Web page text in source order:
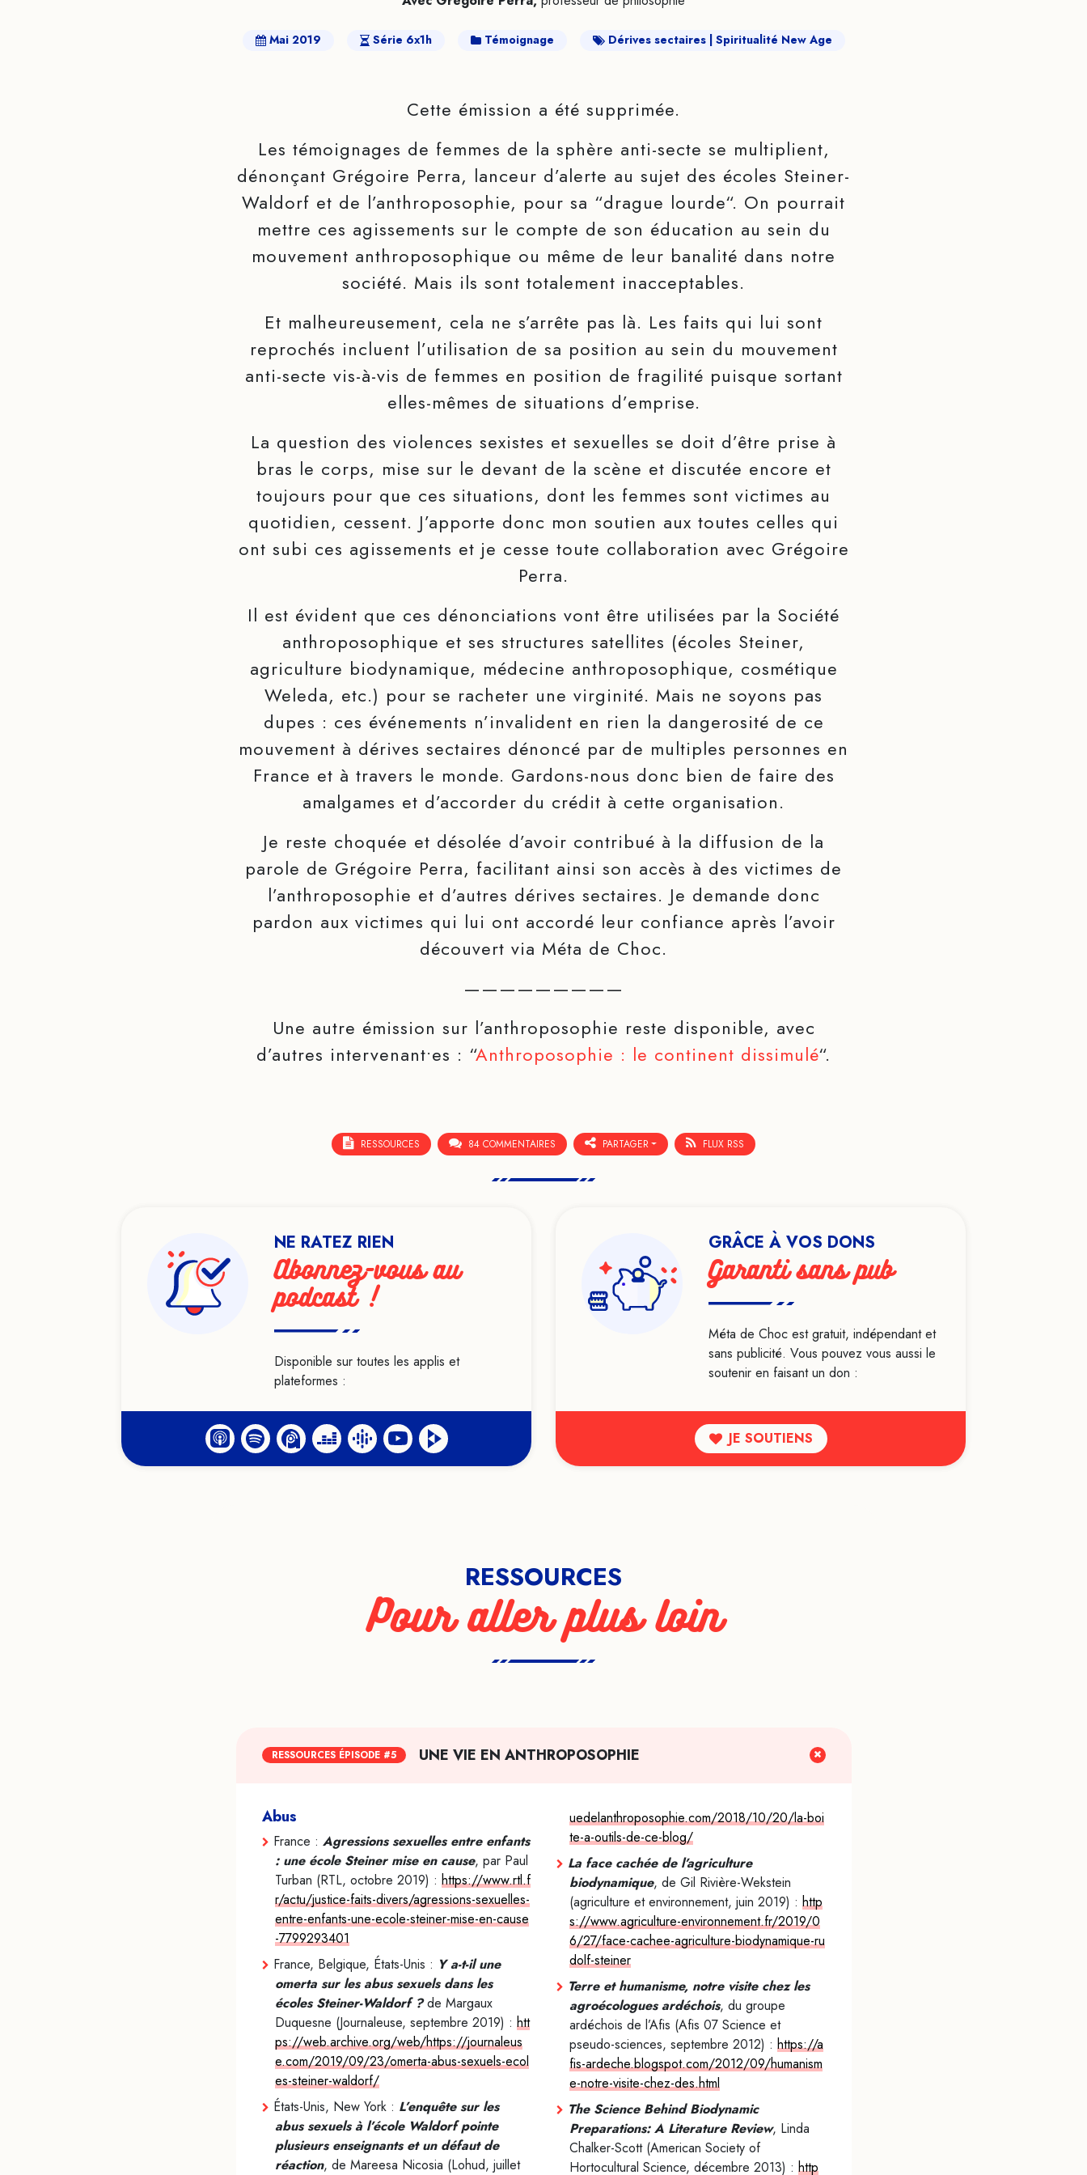
Mai 2019 Série 6x1h Témoignage Dérives sectaires Spiritualité New Age
Cette émission a été supprimée.
Les témoignages de femmes de la sphère anti-secte se multiplient,
dénonçant Grégoire Perra, lanceur d’alerte au sujet des écoles Steiner-
Waldorf et de l’anthroposophie, pour sa “drague lourde“. On pourrait
mettre ces agissements sur le compte de son éducation au sein du
mouvement anthroposophique ou même de leur banalité dans notre
société. Mais ils sont totalement inacceptables.
Et malheureusement, cela ne s’arrête pas là. Les faits qui lui sont
reprochés incluent l’utilisation de sa position au sein du mouvement
anti-secte vis-à-vis de femmes en position de fragilité puisque sortant
elles-mêmes de situations d’emprise.
La question des violences sexistes et sexuelles se doit d’être prise à
bras le corps, mise sur le devant de la scène et discutée encore et
toujours pour que ces situations, dont les femmes sont victimes au
quotidien, cessent. J’apporte donc mon soutien aux toutes celles qui
ont subi ces agissements et je cesse toute collaboration avec Grégoire
Perra.
Il est évident que ces dénonciations vont être utilisées par la Société
anthroposophique et ses structures satellites (écoles Steiner,
agriculture biodynamique, médecine anthroposophique, cosmétique
Weleda, etc.) pour se racheter une virginité. Mais ne soyons pas
dupes : ces événements n’invalident en rien la dangerosité de ce
mouvement à dérives sectaires dénoncé par de multiples personnes en
France et à travers le monde. Gardons-nous donc bien de faire des
amalgames et d’accorder du crédit à cette organisation.
Je reste choquée et désolée d’avoir contribué à la diffusion de la
parole de Grégoire Perra, facilitant ainsi son accès à des victimes de
l’anthroposophie et d’autres dérives sectaires. Je demande donc
pardon aux victimes qui lui ont accordé leur confiance après l’avoir
découvert via Méta de Choc.
—————————
Une autre émission sur l’anthroposophie reste disponible, avec
d’autres intervenant•es : “Anthroposophie : le continent dissimulé“.
RESSOURCES 84 COMMENTAIRES PARTAGER FLUX RSS
NE RATEZ RIEN
Abonnez-vous au
podcast !
Disponible sur toutes les applis et
plateformes :
GRÂCE À VOS DONS
Garanti sans pub
Méta de Choc est gratuit, indépendant et
sans publicité. Vous pouvez vous aussi le
soutenir en faisant un don :
JE SOUTIENS
RESSOURCES
Pour aller plus loin
RESSOURCES ÉPISODE #5 UNE VIE EN ANTHROPOSOPHIE
Abus
France : Agressions sexuelles entre enfants
: une école Steiner mise en cause, par Paul
Turban (RTL, octobre 2019) : https://www.rtl.f
r/actu/justice-faits-divers/agressions-sexuelles-
entre-enfants-une-ecole-steiner-mise-en-cause
-7799293401
France, Belgique, États-Unis : Y a-t-il une
omerta sur les abus sexuels dans les
écoles Steiner-Waldorf ?de Margaux
Duquesne (Journaleuse, septembre 2019) : htt
ps://web.archive.org/web/https://journaleus
e.com/2019/09/23/omerta-abus-sexuels-ecol
es-steiner-waldorf/
États-Unis, New York : L’enquête sur les
abus sexuels à l’école Waldorf pointe
plusieurs enseignants et un défaut de
réaction, de Mareesa Nicosia (Lohud, juillet
uedelanthroposophie.com/2018/10/20/la-boi
te-a-outils-de-ce-blog/
La face cachée de l’agriculture
biodynamique, de Gil Rivière-Wekstein
(agriculture et environnement, juin 2019) : http
s://www.agriculture-environnement.fr/2019/0
6/27/face-cachee-agriculture-biodynamique-ru
dolf-steiner
Terre et humanisme, notre visite chez les
agroécologues ardéchois, du groupe
ardéchois de l’Afis (Afis 07 Science et
pseudo-sciences, septembre 2012) : https://a
fis-ardeche.blogspot.com/2012/09/humanism
e-notre-visite-chez-des.html
The Science Behind Biodynamic
Preparations: A Literature Review, Linda
Chalker-Scott (American Society of
Hortocultural Science, décembre 2013) : http